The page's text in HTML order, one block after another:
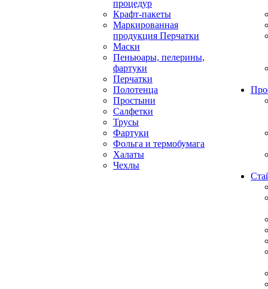
процедур
Крафт-пакеты
Маркированная
продукция Перчатки
Маски
Пеньюары, пелерины,
фартуки
Перчатки
Полотенца
Простыни
Салфетки
Трусы
Фартуки
Фольга и термобумага
Халаты
Чехлы